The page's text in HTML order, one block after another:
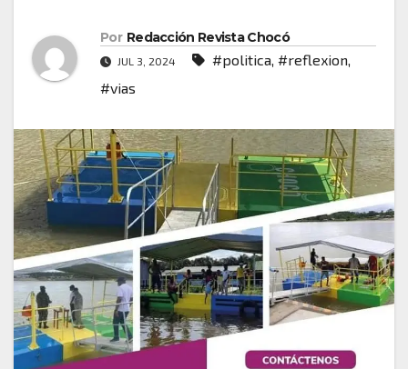
Por Redacción Revista Chocó
JUL 3, 2024 #politica, #reflexion,
#vias